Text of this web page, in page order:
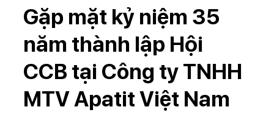
Gặp mặt kỷ niệm 35
năm thành lập Hội
CCB tại Công ty TNHH
MTV Apatit Việt Nam